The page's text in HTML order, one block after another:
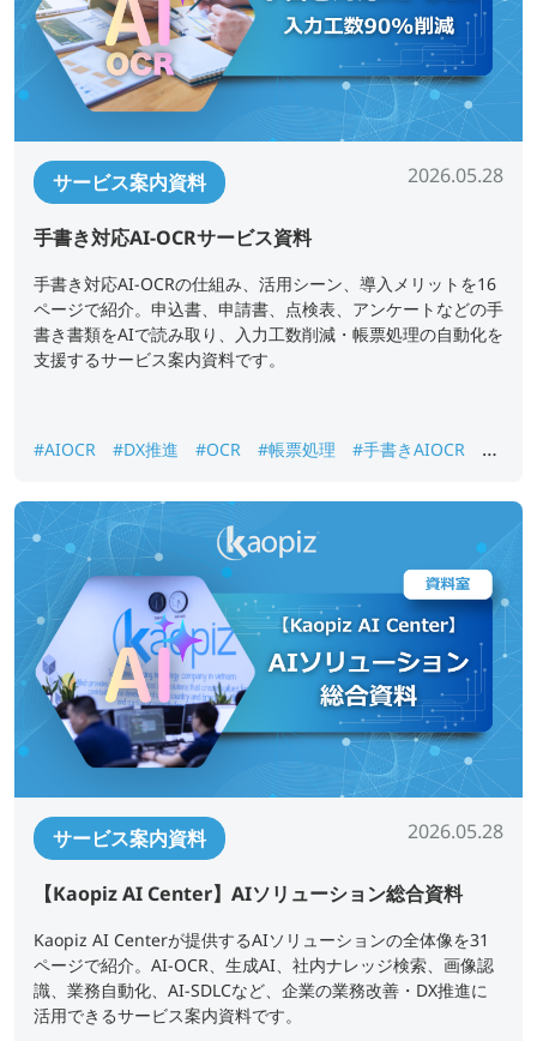
サービス案内資料 2026.05.28
手書き対応AI-OCRサービス資料
手書き対応AI-OCRの仕組み、活用シーン、導入メリットを16
ページで紹介。申込書、申請書、点検表、アンケートなどの手
書き書類をAIで読み取り、入力工数削減・帳票処理の自動化を
支援するサービス案内資料です。
#AIOCR #DX推進 #OCR #帳票処理 #手書きAIOCR
#
サービス案内資料 2026.05.28
【Kaopiz AI Center】AIソリューション総合資料
Kaopiz AI Centerが提供するAIソリューションの全体像を31
ページで紹介。AI-OCR、生成AI、社内ナレッジ検索、画像認
識、業務自動化、AI-SDLCなど、企業の業務改善・DX推進に
活用できるサービス案内資料です。